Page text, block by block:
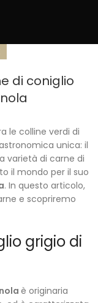
di coniglio
le colline verdi di
unica: il
varietà di carne di
il mondo per il suo
. In questo articolo,
e scopriremo
grigio di
è originaria